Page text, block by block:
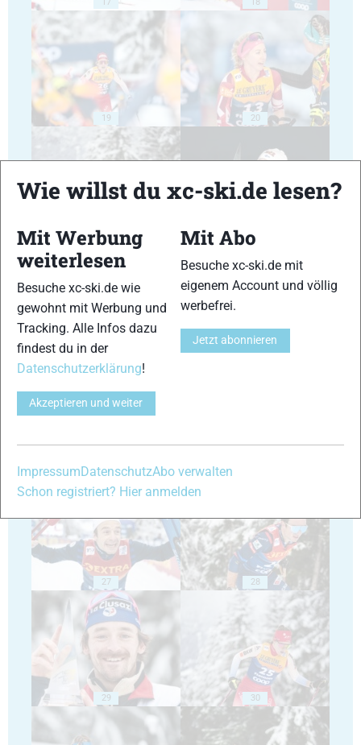
19 20
21 22
23
27 28
29 30
Wie willst du xc-ski.de lesen?
Mit Werbung
weiterlesen
Besuche xc-ski.de wie
gewohnt mit Werbung und
Tracking. Alle Infos dazu
findest du in der
Datenschutzerklärung!
Akzeptieren und weiter
Mit Abo
Besuche xc-ski.de mit
eigenem Account und völlig
werbefrei.
Jetzt abonnieren
Impressum DatenschutzAbo verwalten
Schon registriert? Hier anmelden